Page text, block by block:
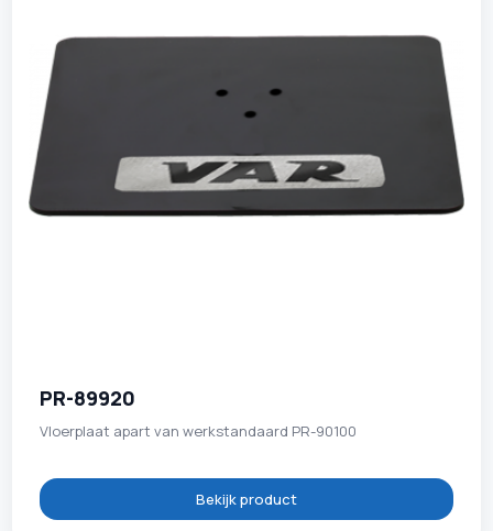
PR-89920
Vloerplaat apart van werkstandaard PR-90100
Bekijk product